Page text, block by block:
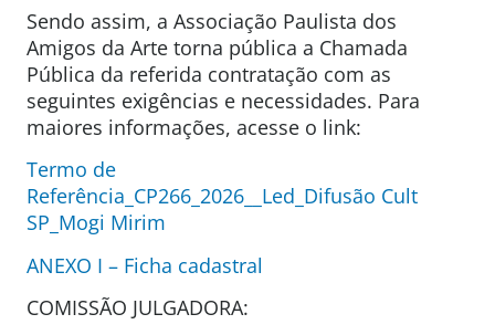
Sendo assim, a Associação Paulista dos
Amigos da Arte torna pública a Chamada
Pública da referida contratação com as
seguintes exigências e necessidades. Para
maiores informações, acesse o link:
Termo de
Referência_CP266_2026__Led_Difusão Cult
SP_Mogi Mirim
ANEXO I – Ficha cadastral
COMISSÃO JULGADORA: